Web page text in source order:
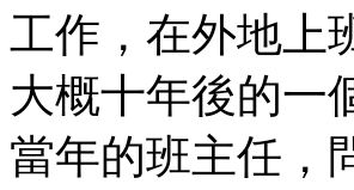
工作，在外地上
大概十年後的一
當年的班主任，